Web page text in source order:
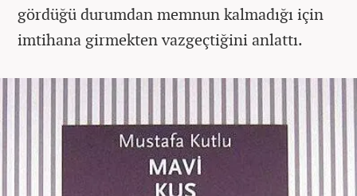
gördüğü durumdan memnun kalmadığı için
imtihana girmekten vazgeçtiğini anlattı.